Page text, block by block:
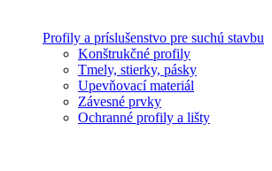
Profily a príslušenstvo pre suchú stavbu
Konštrukčné profily
Tmely, stierky, pásky
Upevňovací materiál
Závesné prvky
Ochranné profily a lišty